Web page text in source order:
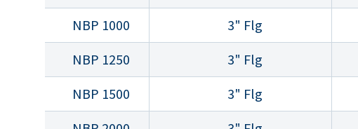
NBP 1000
3" Flg
NBP 1250
3" Flg
NBP 1500
3" Flg